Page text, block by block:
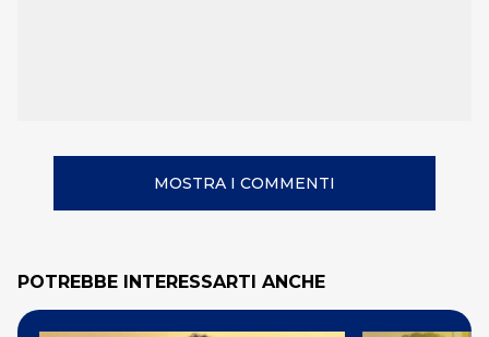
MOSTRA I COMMENTI
POTREBBE INTERESSARTI ANCHE